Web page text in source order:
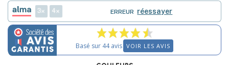
3 4 ERREUR réessayer
Basé sur 44 avis VOIR LES AVIS